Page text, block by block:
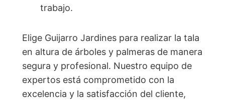
trabajo.
Elige Guijarro Jardines para realizar la tala
en altura de árboles y palmeras de manera
segura y profesional. Nuestro equipo de
expertos está comprometido con la
excelencia y la satisfacción del cliente,